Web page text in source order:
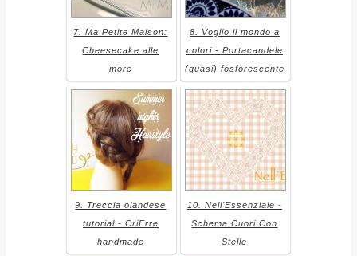
7. Ma Petite Maison:
Cheesecake alle
more
8. Voglio il mondo a
colori - Portacandele
(quasi) fosforescente
9. Treccia olandese
tutorial - CriErre
handmade
10. Nell'Essenziale -
Schema Cuori Con
Stelle